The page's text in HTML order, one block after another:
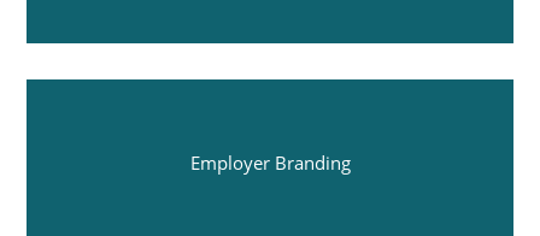
Employer Branding